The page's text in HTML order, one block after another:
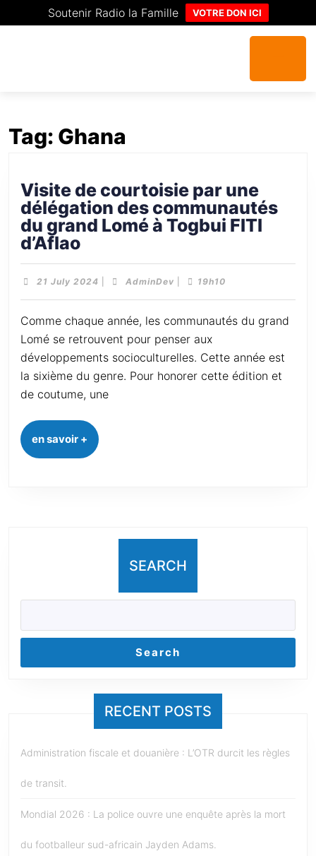
Soutenir Radio la Famille VOTRE DON ICI
Tag: Ghana
Visite de courtoisie par une
délégation des communautés
du grand Lomé à Togbui FITI
d’Aflao
21 July 2024 AdminDev 19h10
Comme chaque année, les communautés du grand
Lomé se retrouvent pour penser aux
développements socioculturelles. Cette année est
la sixième du genre. Pour honorer cette édition et
de coutume, une
en savoir +
SEARCH
Search
RECENT POSTS
Administration fiscale et douanière : L’OTR durcit les règles
de transit.
Mondial 2026 : La police ouvre une enquête après la mort
du footballeur sud-africain Jayden Adams.